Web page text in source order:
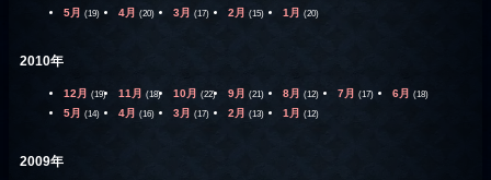
5月 (19) 4月 (20) 3月 (17) 2月 (15) 1月 (20)
2010年
12月 (19) 11月 (18) 10月 (22) 9月 (21) 8月 (12) 7月 (17) 6月 (18)
5月 (14) 4月 (16) 3月 (17) 2月 (13) 1月 (12)
2009年